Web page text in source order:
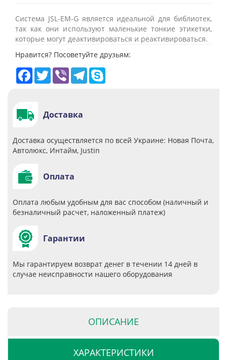
Система JSL-EM-G является идеальной для библиотек,
так как они используют маленькие тонкие этикетки,
которые могут деактивироваться и реактивироваться.
Нравится? Посоветуйте друзьям:
Facebook
TwitterViber Telegram
Доставка
Доставка осуществляется по всей Украине: Новая Почта,
Автолюкс, Интайм, Justin
Оплата
Оплата любым удобным для вас способом (наличный и
безналичный расчет, наложенный платеж)
Гарантии
Мы гарантируем возврат денег в течении 14 дней в
случае неисправности нашего оборудования
ОПИСАНИЕ
ХАРАКТЕРИСТИКИ